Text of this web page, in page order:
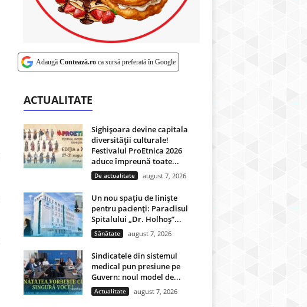
Adaugă Contează.roca sursă preferată în Google
ACTUALITATE
Sighișoara devine capitala
diversității culturale!
Festivalul ProEtnica 2026
aduce împreună toate...
De actualitate august 7, 2026
Un nou spațiu de liniște
pentru pacienți: Paraclisul
Spitalului „Dr. Holhoș”...
Sănătate august 7, 2026
Sindicatele din sistemul
medical pun presiune pe
Guvern: noul model de...
Actualitate august 7, 2026